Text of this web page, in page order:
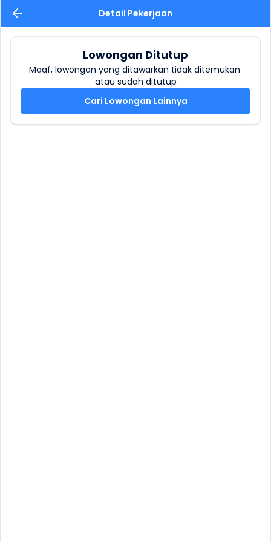
Detail Pekerjaan
Lowongan Ditutup
Maaf, lowongan yang ditawarkan tidak ditemukan
atau sudah ditutup
Cari Lowongan Lainnya